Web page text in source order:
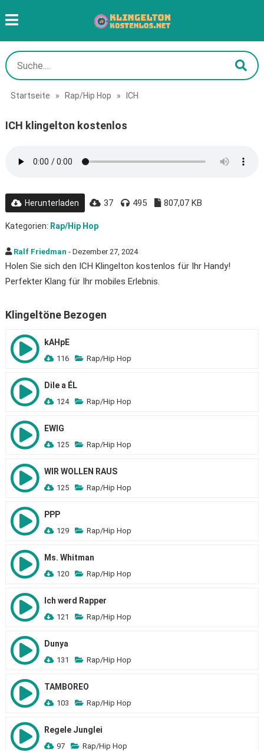
Startseite » Rap/Hip Hop » ICH
ICH klingelton kostenlos
Herunterladen 37 495 807,07 KB
Kategorien: Rap/Hip Hop
Ralf Friedman - Dezember 27, 2024
Holen Sie sich den ICH Klingelton kostenlos für Ihr Handy!
Perfekter Klang für Ihr mobiles Erlebnis.
Klingeltöne Bezogen
kAHpE
116 Rap/Hip Hop
Dile a ÉL
124 Rap/Hip Hop
EWIG
125 Rap/Hip Hop
WIR WOLLEN RAUS
125 Rap/Hip Hop
PPP
129 Rap/Hip Hop
Ms. Whitman
120 Rap/Hip Hop
Ich werd Rapper
121 Rap/Hip Hop
Dunya
131 Rap/Hip Hop
TAMBOREO
103 Rap/Hip Hop
Regele Junglei
97 Rap/Hip Hop